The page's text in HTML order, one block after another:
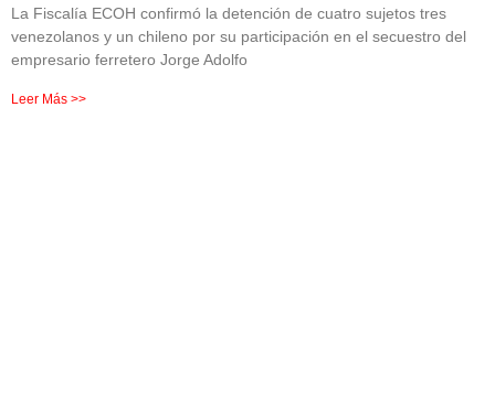
La Fiscalía ECOH confirmó la detención de cuatro sujetos tres
venezolanos y un chileno por su participación en el secuestro del
empresario ferretero Jorge Adolfo
Leer Más >>